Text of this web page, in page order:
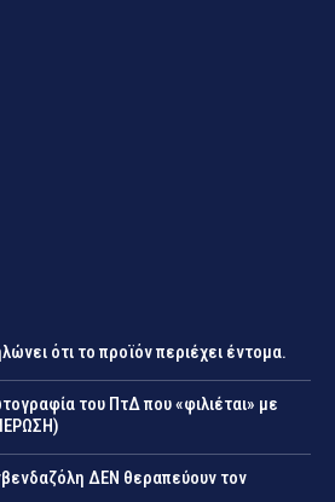
ότι το προϊόν περιέχει έντομα.
του ΠτΔ που «φιλιέται» με
ΔΕΝ θεραπεύουν τον